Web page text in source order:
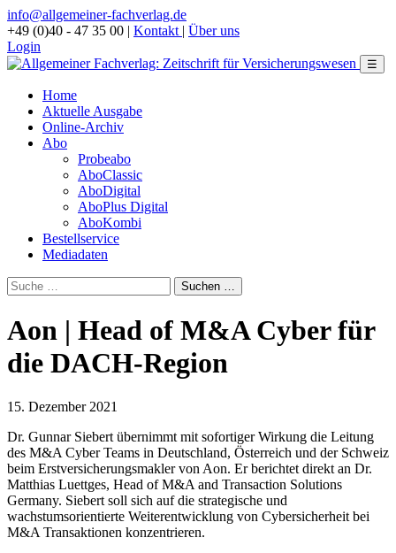
info@allgemeiner-fachverlag.de
+49 (0)40 - 47 35 00 | Kontakt | Über uns
Login
☰
Home
Aktuelle Ausgabe
Online-Archiv
Abo
Probeabo
AboClassic
AboDigital
AboPlus Digital
AboKombi
Bestellservice
Mediadaten
Aon | Head of M&A Cyber für
die DACH-Region
15. Dezember 2021
Dr. Gunnar Siebert übernimmt mit sofortiger Wirkung die Leitung
des M&A Cyber Teams in Deutschland, Österreich und der Schweiz
beim Erstversicherungsmakler von Aon. Er berichtet direkt an Dr.
Matthias Luettges, Head of M&A and Transaction Solutions
Germany. Siebert soll sich auf die strategische und
wachstumsorientierte Weiterentwicklung von Cybersicherheit bei
M&A Transaktionen konzentrieren.